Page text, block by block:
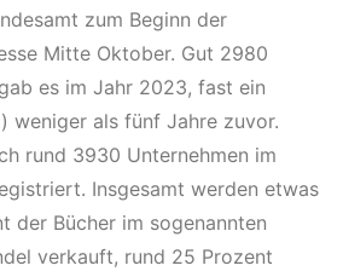
zum Beginn der
Mitte Oktober. Gut 2980
es im Jahr 2023, fast ein
weniger als fünf Jahre zuvor.
rund 3930 Unternehmen im
Insgesamt werden etwas
der Bücher im sogenannten
verkauft, rund 25 Prozent